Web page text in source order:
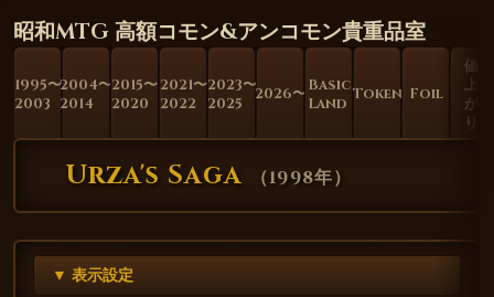
昭和MTG 高額コモン&アンコモン貴重品室
1995〜
2003
2004〜
2014
2015〜
2020
2021〜
2022
2023〜
2025
2026〜 Basic
Land Token Foil
値
上
が
り
Urza's Saga （1998年）
▼ 表示設定